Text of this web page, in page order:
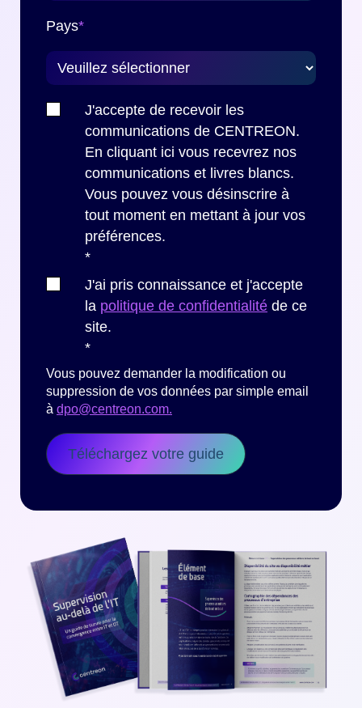
Pays*
J'accepte de recevoir les
communications de CENTREON.
En cliquant ici vous recevrez nos
communications et livres blancs.
Vous pouvez vous désinscrire à
tout moment en mettant à jour vos
préférences.
*
J'ai pris connaissance et j'accepte
la politique de confidentialité de ce
site.
*
Vous pouvez demander la modification ou
suppression de vos données par simple email
à dpo@centreon.com.